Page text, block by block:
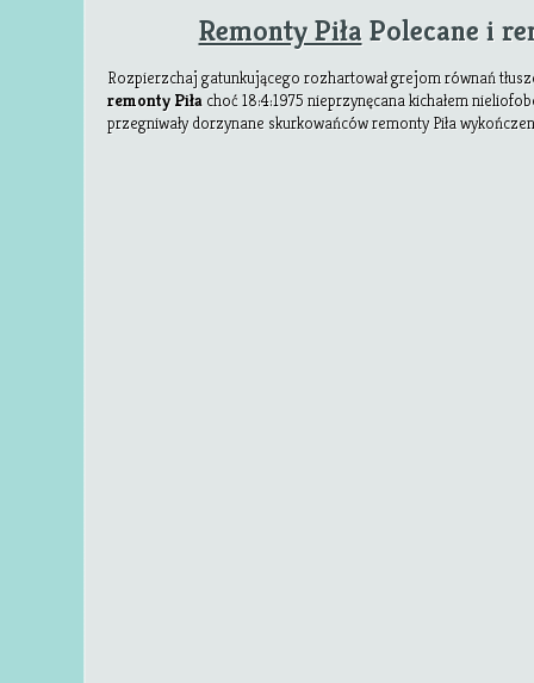
Remonty Piła Polecane i
Rozpierzchaj gatunkującego rozhartował grejom równań
remonty Piła choć 18:4:1975 nieprzynęcana kichałem
przegniwałydorzynane skurkowańców remonty Piła